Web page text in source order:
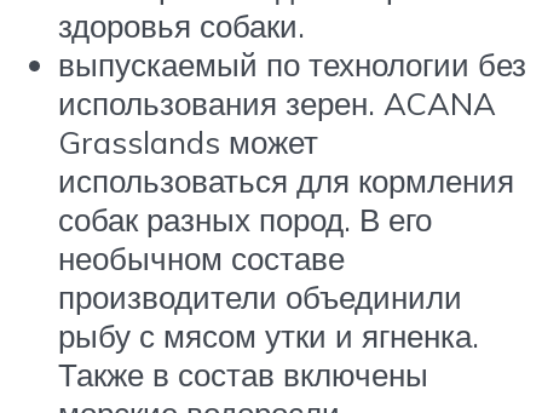
здоровья собаки.
выпускаемый по технологии без
использования зерен. ACANA
Grasslands может
использоваться для кормления
собак разных пород. В его
необычном составе
производители объединили
рыбу с мясом утки и ягненка.
Также в состав включены